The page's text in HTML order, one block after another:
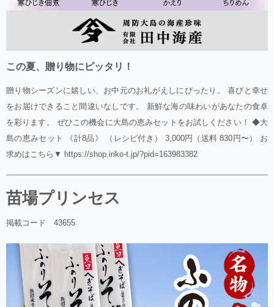
この夏、贈り物にピッタリ！
贈り物シーズンに嬉しい、お中元のお礼がえしにぴったり。 喜びと幸せ
をお届けできること間違いなしです。 新鮮な海の味わいがあなたの食卓
を彩ります。 ぜひこの機会に大島の恵みセットをお試しください！ ◆大
島の恵みセット 《計8品》 （レシピ付き） 3,000円（送料 830円〜） お
求めはこちら▼ https://shop.iriko-t.jp/?pid=163983382
苗場プリンセス
掲載コード 43655